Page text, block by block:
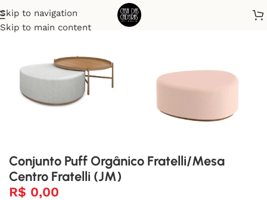
Skip to navigation
Skip to main content
Início Puffs
Conjunto Puff Orgânico Fratelli/Mesa
Centro Fratelli (JM)
R$ 0,00